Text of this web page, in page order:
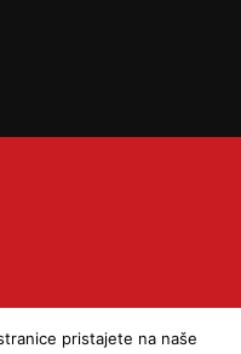
pristajete na naše